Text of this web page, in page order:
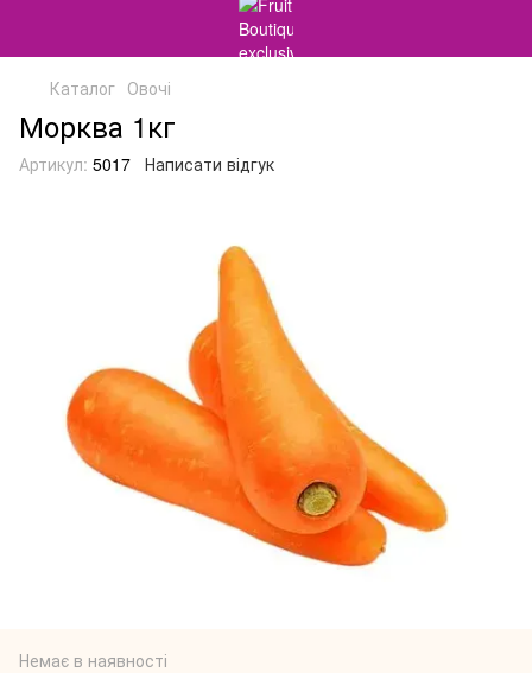
Каталог Овочі
Морква 1кг
Артикул: 5017 Написати відгук
Немає в наявності